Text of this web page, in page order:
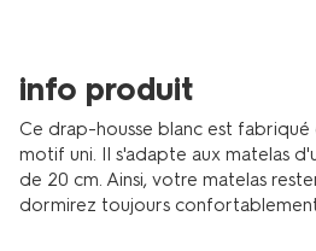
info produit
Ce drap-housse blanc est
motif uni. Il s'adapte aux matelas
de 20 cm. Ainsi, votre matelas
dormirez toujours